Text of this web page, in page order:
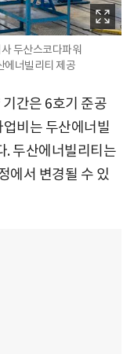
두산스코다파워
에너빌리티 제공
간은 6호기 준공
비는 두산에너빌
. 두산에너빌리티는
에서 변경될 수 있